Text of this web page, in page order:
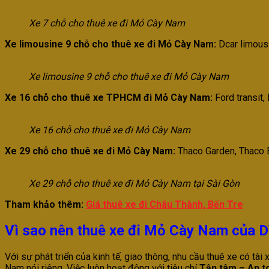
Xe 7 chỗ cho thuê xe đi Mỏ Cày Nam
Xe limousine 9 chỗ cho thuê xe đi Mỏ Cày Nam: Dcar
Xe limousine 9 chỗ cho thuê xe đi Mỏ Cày Nam
Xe 16 chỗ cho thuê xe TPHCM đi Mỏ Cày Nam: Ford transit,
Xe 16 chỗ cho thuê xe đi Mỏ Cày Nam
Xe 29 chỗ cho thuê xe đi Mỏ Cày Nam: Thaco Garden,
Xe 29 chỗ cho thuê xe đi Mỏ Cày Nam tại Sài Gòn
Tham khảo thêm: Giá thuê xe đi Châu Thành, Bến Tre
Vì sao nên thuê xe đi Mỏ Cày Nam của
Với sự phát triển của kinh tế, giao thông, nhu cầu thuê xe có